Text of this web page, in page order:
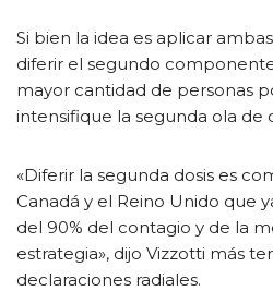
Si bien la idea es aplicar
diferir el segundo
mayor cantidad de personas
intensifique la segunda ola de
«Diferir la segunda dosis es
Canadá y el Reino Unido que
del 90% del contagio y de la
estrategia», dijo Vizzotti más
declaraciones radiales.